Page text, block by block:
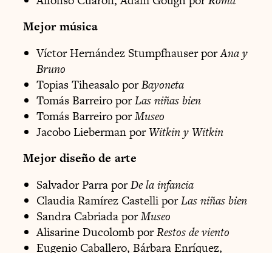
Mejor música
Víctor Hernández Stumpfhauser porAna y
Bruno
Topias Tiheasalo porBayoneta
Tomás Barreiro porLas niñas bien
Tomás Barreiro porMuseo
Jacobo Lieberman porWitkin y Witkin
Mejor diseño de arte
Salvador Parra porDe la infancia
Claudia Ramírez Castelli porLas niñas bien
Sandra Cabriada porMuseo
Alisarine Ducolomb porRestos de viento
Eugenio Caballero, Bárbara Enríquez,